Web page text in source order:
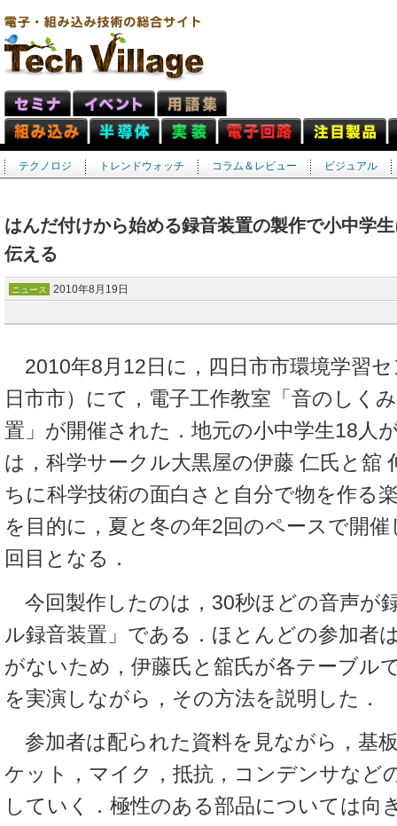
テクノロジ トレンドウォッチ コラム＆レビュー ビジュアル
はんだ付けから始める録音装置の製作で小中学
伝える
ニュース 2010年8月19日
2010年8月12日に，四日市市環境学習
日市市）にて，電子工作教室「音のしく
置」が開催された．地元の小中学生18人
は，科学サークル大黒屋の伊藤 仁氏と舘
ちに科学技術の面白さと自分で物を作る
を目的に，夏と冬の年2回のペースで開
回目となる．
今回製作したのは，30秒ほどの音声が
ル録音装置」である．ほとんどの参加者
がないため，伊藤氏と舘氏が各テーブル
を実演しながら，その方法を説明した．
参加者は配られた資料を見ながら，基
ケット，マイク，抵抗，コンデンサなど
していく．極性のある部品については向